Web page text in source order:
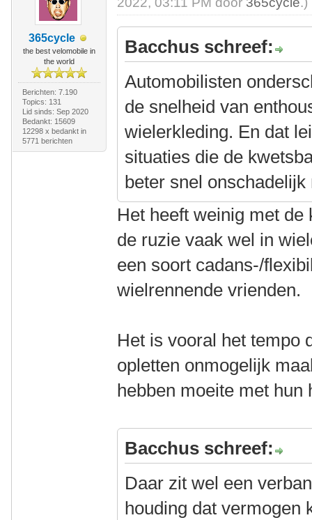
365cycle
the best velomobile in
the world
Berichten: 7.190
Topics: 131
Lid sinds: Sep 2020
Bedankt: 15609
12298 x bedankt in
5771 berichten
Bacchus schreef:
Automobilisten
de snelheid van
wielerkleding. En dat
situaties die de
beter snel onschadelijk
Het heeft weinig met
de ruzie vaak wel in
een soort cadans-/
wielrennende vrienden.
Het is vooral het tempo
opletten onmogelijk
hebben moeite met hun
Bacchus schreef:
Daar zit wel een
houding dat vermogen